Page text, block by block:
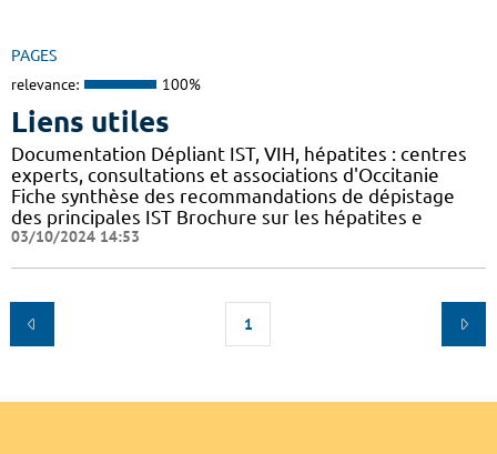
PAGES
relevance: 100%
Liens utiles
Documentation Dépliant IST, VIH, hépatites : centres
experts, consultations et associations d'Occitanie
Fiche synthèse des recommandations de dépistage
des principales IST Brochure sur les hépatites e
03/10/2024 14:53
1